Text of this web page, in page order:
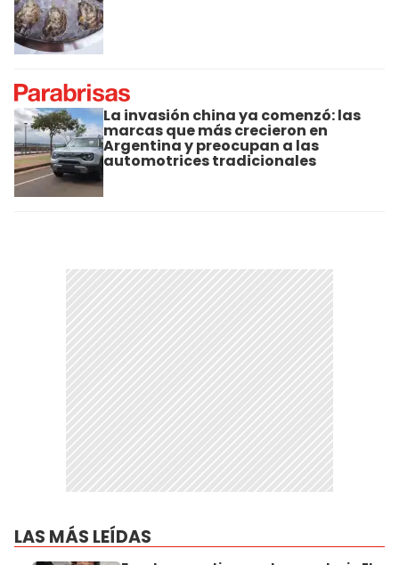
La invasión china ya comenzó: las
marcas que más crecieron en
Argentina y preocupan a las
automotrices tradicionales
LAS MÁS LEÍDAS